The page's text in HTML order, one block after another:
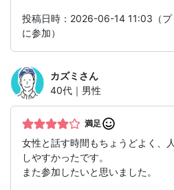
投稿日時：2026-06-14 11:03（プ
に参加）
カズミ さん
40代｜男性
満足
女性と話す時間もちょうどよく、
しやすかったです。
また参加したいと思いました。